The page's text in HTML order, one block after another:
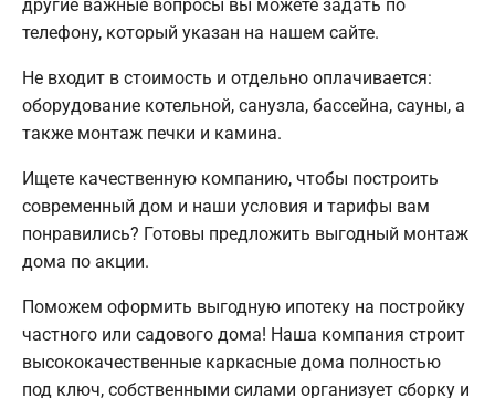
другие важные вопросы вы можете задать по
телефону, который указан на нашем сайте.
Не входит в стоимость и отдельно оплачивается:
оборудование котельной, санузла, бассейна, сауны, а
также монтаж печки и камина.
Ищете качественную компанию, чтобы построить
современный дом и наши условия и тарифы вам
понравились? Готовы предложить выгодный монтаж
дома по акции.
Поможем оформить выгодную ипотеку на постройку
частного или садового дома! Наша компания строит
высококачественные каркасные дома полностью
под ключ, собственными силами организует сборку и